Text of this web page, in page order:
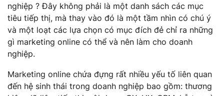
nghiệp ? Đây không phải là một danh sách các mục
tiêu tiếp thị, mà thay vào đó là một tầm nhìn có chú ý
và một loạt các lựa chọn có mục đích đẻ chỉ ra những
gì marketing online có thể và nên làm cho doanh
nghiệp.
Marketing online chứa đựng rất nhiều yếu tố liên quan
đến hệ sinh thái trong doanh nghiệp bao gồm: thương